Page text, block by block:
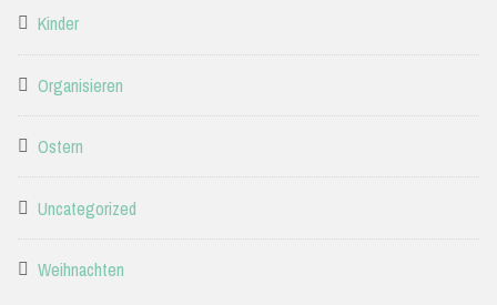
Kinder
Organisieren
Ostern
Uncategorized
Weihnachten